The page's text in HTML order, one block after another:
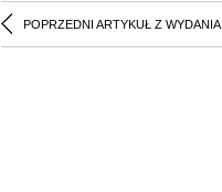
POPRZEDNI ARTYKUŁ Z WYDANIA